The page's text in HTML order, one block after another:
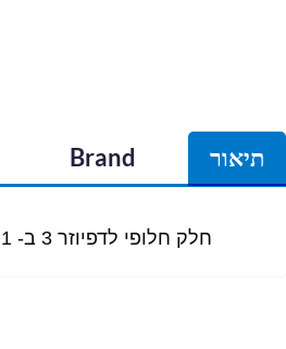
תיאור Brand
חלק חלופי לדפיוזר 3 ב- 1 קטן.